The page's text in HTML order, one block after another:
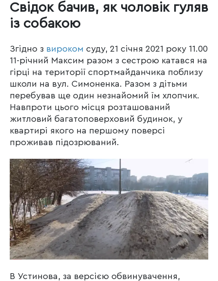
Свідок бачив, як чоловік гуляв
із собакою
Згідно з вироком суду, 21 січня 2021 року 11.00
11-річний Максим разом з сестрою катався на
гірці на території спортмайданчика поблизу
школи на вул. Симоненка. Разом з дітьми
перебував ще один незнайомий їм хлопчик.
Навпроти цього місця розташований
житловий багатоповерховий будинок, у
квартирі якого на першому поверсі
проживав підозрюваний.
В Устинова, за версією обвинувачення,